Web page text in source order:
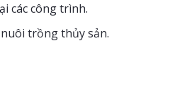
các công trình.
trồng thủy sản.